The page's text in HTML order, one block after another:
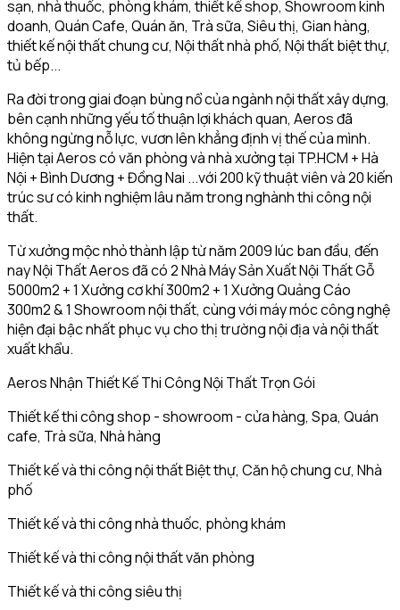
sạn, nhà thuốc, phòng khám, thiết kế shop, Showroom kinh
doanh, Quán Cafe, Quán ăn, Trà sữa, Siêu thị, Gian hàng,
thiết kế nội thất chung cư, Nội thất nhà phố, Nội thất biệt thự,
tủ bếp...
Ra đời trong giai đoạn bùng nổ của ngành nội thất xây dựng,
bên cạnh những yếu tố thuận lợi khách quan, Aeros đã
không ngừng nỗ lực, vươn lên khẳng định vị thế của mình.
Hiện tại Aeros có văn phòng và nhà xưởng tại TP.HCM + Hà
Nội + Bình Dương + Đồng Nai ...với 200 kỹ thuật viên và 20 kiến
trúc sư có kinh nghiệm lâu năm trong nghành thi công nội
thất.
Từ xưởng mộc nhỏ thành lập từ năm 2009 lúc ban đầu, đến
nay Nội Thất Aeros đã có 2 Nhà Máy Sản Xuất Nội Thất Gỗ
5000m2 + 1 Xưởng cơ khí 300m2 + 1 Xưởng Quảng Cáo
300m2 & 1 Showroom nội thất, cùng với máy móc công nghệ
hiện đại bậc nhất phục vụ cho thị trường nội địa và nội thất
xuất khẩu.
Aeros Nhận Thiết Kế Thi Công Nội Thất Trọn Gói
Thiết kế thi công shop - showroom - cửa hàng, Spa, Quán
cafe, Trà sữa, Nhà hàng
Thiết kế và thi công nội thất Biệt thự, Căn hộ chung cư, Nhà
phố
Thiết kế và thi công nhà thuốc, phòng khám
Thiết kế và thi công nội thất văn phòng
Thiết kế và thi công siêu thị